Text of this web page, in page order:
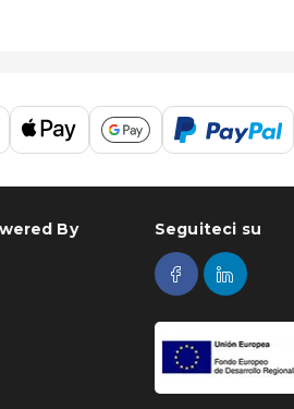
By Seguiteci su